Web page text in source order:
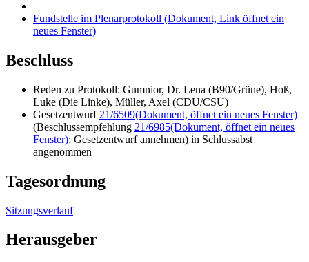
Fundstelle im Plenarprotokoll (Dokument, Link öffnet ein
neues Fenster)
Beschluss
Reden zu Protokoll: Gumnior, Dr. Lena (B90/Grüne), Hoß,
Luke (Die Linke), Müller, Axel (CDU/CSU)
Gesetzentwurf 21/6509(Dokument, öffnet ein neues Fenster)
(Beschlussempfehlung 21/6985(Dokument, öffnet ein neues
Fenster): Gesetzentwurf annehmen) in Schlussabst
angenommen
Tagesordnung
Sitzungsverlauf
Herausgeber